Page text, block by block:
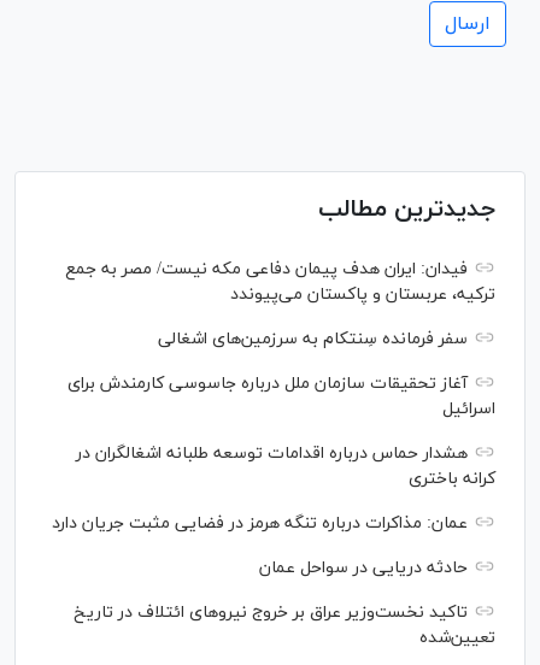
جدیدترین مطالب
فیدان: ایران هدف پیمان دفاعی مکه نیست/ مصر به جمع
ترکیه، عربستان و پاکستان می‌پیوندد
سفر فرمانده سِنتکام به سرزمین‌های اشغالی
آغاز تحقیقات سازمان ملل درباره جاسوسی کارمندش برای
اسرائیل
هشدار حماس درباره اقدامات توسعه طلبانه اشغالگران در
کرانه باختری
عمان: مذاکرات درباره تنگه هرمز در فضایی مثبت جریان دارد
حادثه دریایی در سواحل عمان
تاکید نخست‌وزیر عراق بر خروج نیروهای ائتلاف در تاریخ
تعیین‌شده